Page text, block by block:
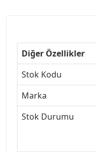
Diğer Özellikler
Stok Kodu
Marka
Stok Durumu